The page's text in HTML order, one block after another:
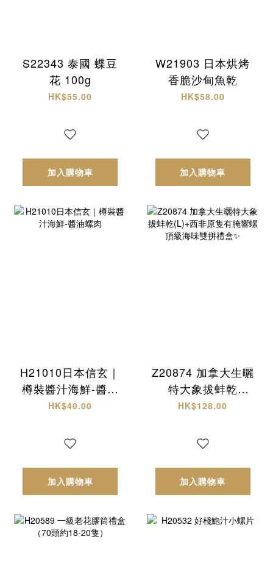
S22343 泰國 蝶豆
花 100g
HK$55.00
加入購物車
W21903 日本烘烤
香脆沙甸魚乾
HK$58.00
加入購物車
H21010日本信玄｜
樽裝醬汁海鮮-醬油
螺肉
HK$40.00
加入購物車
Z20874 加拿大生曬
特大象拔蚌乾
(L)+西非原隻有腌
禮盒✨
HK$128.00
加入購物車